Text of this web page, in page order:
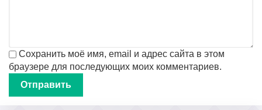
Сохранить моё имя, email и адрес сайта в этом
браузере для последующих моих комментариев.